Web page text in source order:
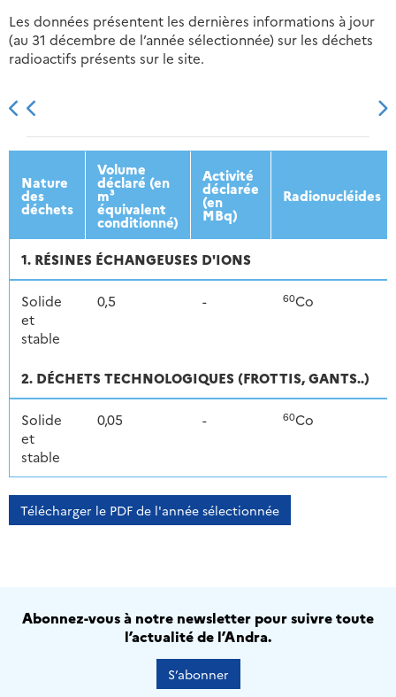
Les données présentent les dernières informations à jour
(au 31 décembre de l’année sélectionnée) sur les déchets
radioactifs présents sur le site.
2013 2014 2015 2016
Nature
des
déchets
Volume
déclaré (en
m³
équivalent
conditionné)
Activité
déclarée
(en
MBq)
Radionucléides
1. RÉSINES ÉCHANGEUSES D'IONS
Solide
et
stable
0,5 - 60Co
2. DÉCHETS TECHNOLOGIQUES (FROTTIS, GANTS..)
Solide
et
stable
0,05 - 60Co
Télécharger le PDF de l'année sélectionnée
Abonnez-vous à notre newsletter pour suivre toute
l’actualité de l’Andra.
S’abonner